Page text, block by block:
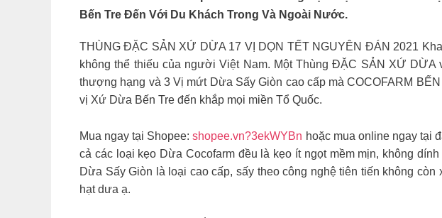
Bến Tre Đến Với Du Khách Trong Và Ngoài Nước.
THÙNG ĐẶC SẢN XỨ DỪA 17 VỊ DỌN TẾT NGUYÊN ĐÁN 2021
không thể thiếu của người Việt Nam. Một Thùng ĐẶC SẢN XỨ
thượng hạng và 3 Vị mứt Dừa Sấy Giòn cao cấp mà COCOFARM
vị Xứ Dừa Bến Tre đến khắp mọi miền Tổ Quốc.
Mua ngay tại Shopee:shopee.vn?3ekWYBn hoặc mua online ngay tại
cả các loại kẹo Dừa Cocofarm đều là kẹo ít ngọt mềm mịn, không
Dừa Sấy Giòn là loại cao cấp, sấy theo công nghệ tiên tiến không
hạt dưa ạ.